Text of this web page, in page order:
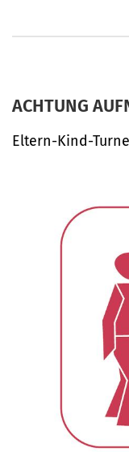
ACHTUNG
Eltern-Kind-